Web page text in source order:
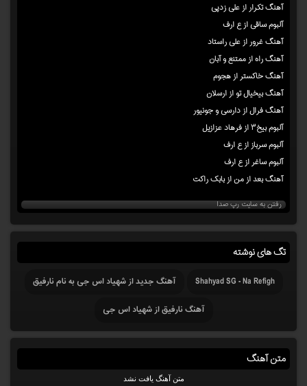
آهنگ تکرار از علی زدپی
آلبوم ساقی از ع ارف
آهنگ غرور از علی راستاد
آهنگ راه از ممتنع و آبان
آهنگ خاکستر از هجوم
آهنگ بیخیال تو از ارسلان
آهنگ فرال از دارسی و جونیور
آلبوم بیخ۳ از فرهاد عزازیل
آلبوم سرباز از ع ارف
آلبوم ساغر از ع ارف
آهنگ بعد از من از بابک راکت
رفتن به سایت رپ صدا
تگ های نوشته
Shahyad SG - Na Refigh
آهنگ جدید از شهیاد اس جی به نام نارفیق
آهنگ نارفیق از شهیاد اس جی
متن آهنگ
متن آهنگ یافت نشد